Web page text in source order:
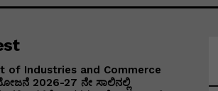
of Industries and Commerce
2026-27 ನೇ ಸಾಲಿನಲ್ಲಿ